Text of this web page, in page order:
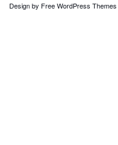
Design by Free WordPress Themes